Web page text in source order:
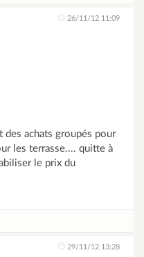
26/11/12 11:09
des achats groupés pour
les terrasse.... quitte à
le prix du
29/11/12 13:28